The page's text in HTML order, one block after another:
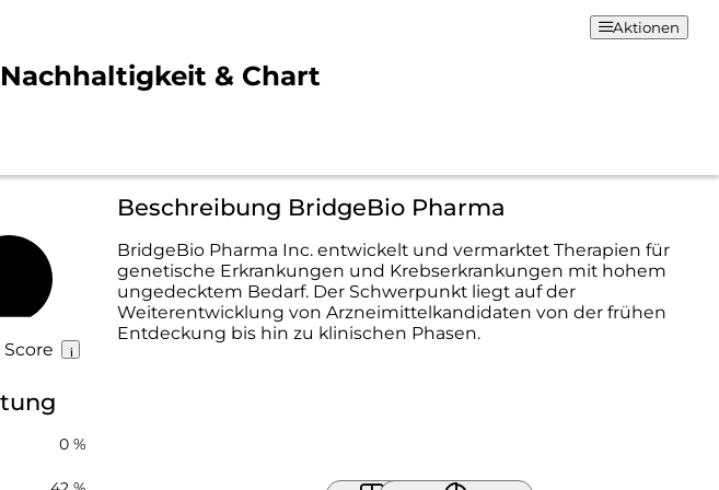
& Chart
Aktionen
Beschreibung BridgeBio Pharma
BridgeBio Pharma Inc. entwickelt und vermarktet Therapien für
genetische Erkrankungen und Krebserkrankungen mit hohem
ungedecktem Bedarf. Der Schwerpunkt liegt auf der
Weiterentwicklung von Arzneimittelkandidaten von der frühen
Entdeckung bis hin zu klinischen Phasen.
0 %